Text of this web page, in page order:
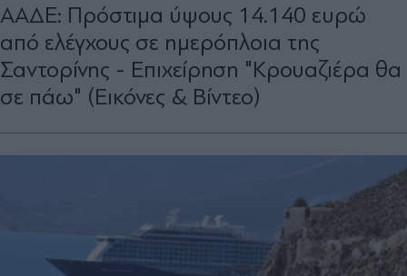
ΑΑΔΕ: Πρόστιμα ύψους 14.140 ευρώ
από ελέγχους σε ημερόπλοια της
Σαντορίνης - Επιχείρηση "Κρουαζιέρα θα
σε πάω" (Εικόνες & Βίντεο)